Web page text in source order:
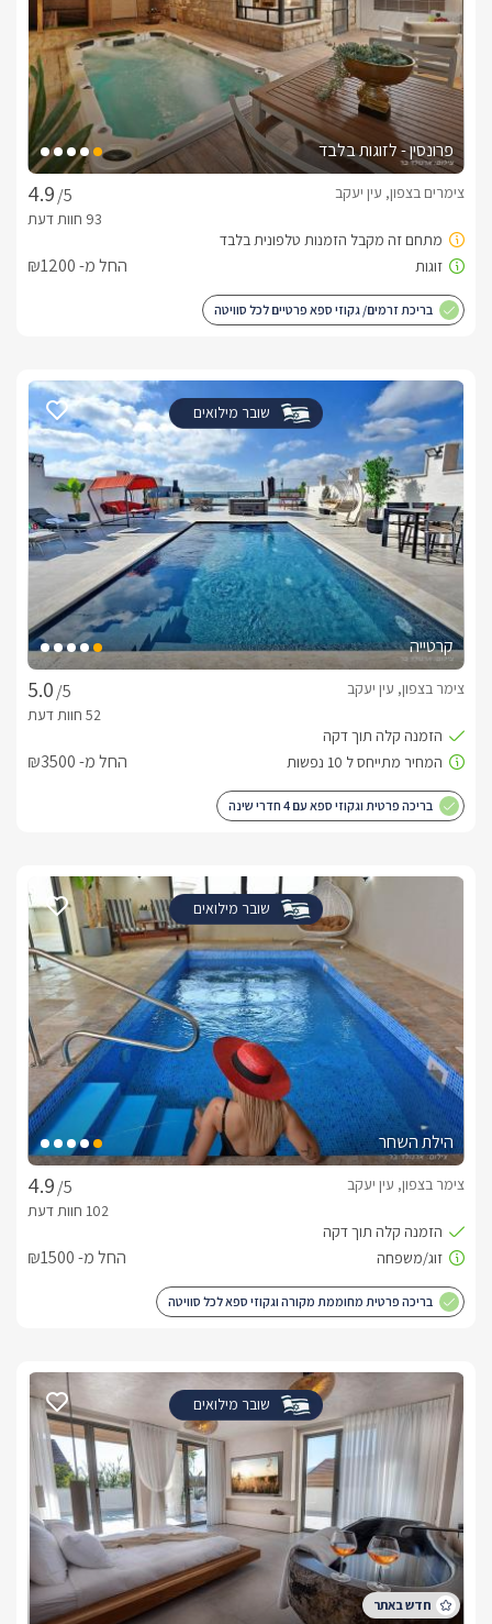
פרונסין - לזוגות בלבד
/5
צימרים בצפון, עין יעקב
החל מ- ₪1200
בריכת זרמים/ גקוזי ספא פרטיים לכל סוויטה
שובר מילואים
קרטייה
/5
צימר בצפון, עין יעקב
החל מ- ₪3500
בריכה פרטית וגקוזי ספא עם 4 חדרי שינה
שובר מילואים
הילת השחר
/5
צימר בצפון, עין יעקב
החל מ- ₪1500
בריכה פרטית מחוממת מקורה וגקוזי ספא לכל סוויטה
שובר מילואים